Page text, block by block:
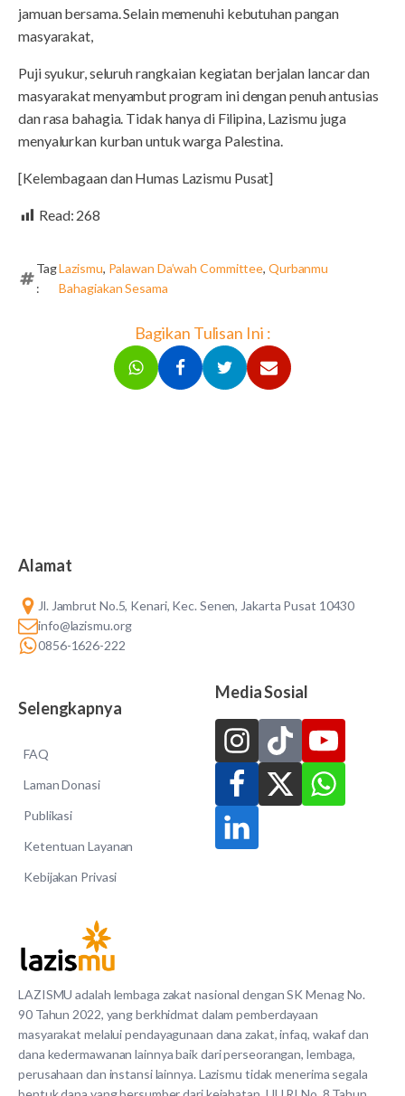
jamuan bersama. Selain memenuhi kebutuhan pangan
masyarakat,
Puji syukur, seluruh rangkaian kegiatan berjalan lancar dan
masyarakat menyambut program ini dengan penuh antusias
dan rasa bahagia. Tidak hanya di Filipina, Lazismu juga
menyalurkan kurban untuk warga Palestina.
[Kelembagaan dan Humas Lazismu Pusat]
Read: 268
Tag
:
Lazismu, Palawan Da’wah Committee, Qurbanmu
Bahagiakan Sesama
Bagikan Tulisan Ini :
LAZISMU adalah lembaga zakat nasional dengan SK Menag No.
90 Tahun 2022, yang berkhidmat dalam pemberdayaan
masyarakat melalui pendayagunaan dana zakat, infaq, wakaf dan
dana kedermawanan lainnya baik dari perseorangan, lembaga,
perusahaan dan instansi lainnya. Lazismu tidak menerima segala
Alamat
Jl. Jambrut No.5, Kenari, Kec. Senen, Jakarta Pusat 10430
info@lazismu.org
0856-1626-222
Selengkapnya
FAQ
Laman Donasi
Publikasi
Ketentuan Layanan
Kebijakan Privasi
Media Sosial